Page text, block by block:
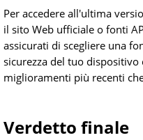
Per accedere all'ultima
il sito Web ufficiale o fonti
assicurati di scegliere una
sicurezza del tuo
miglioramenti più recenti
Verdetto finale